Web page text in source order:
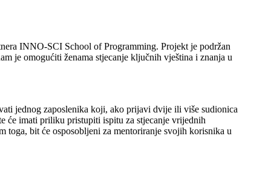
INNO-SCI School of Programming. Projekt je podržan
je omogućiti ženama stjecanje ključnih vještina i znanja u
jednog zaposlenika koji, ako prijavi dvije ili više sudionica
će imati priliku pristupiti ispitu za stjecanje vrijednih
toga, bit će osposobljeni za mentoriranje svojih korisnika u